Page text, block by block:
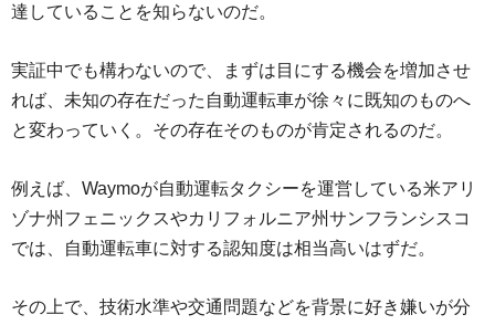
達していることを知らないのだ。
実証中でも構わないので、まずは目にする機会を増加させ
れば、未知の存在だった自動運転車が徐々に既知のものへ
と変わっていく。その存在そのものが肯定されるのだ。
例えば、Waymoが自動運転タクシーを運営している米アリ
ゾナ州フェニックスやカリフォルニア州サンフランシスコ
では、自動運転車に対する認知度は相当高いはずだ。
その上で、技術水準や交通問題などを背景に好き嫌いが分